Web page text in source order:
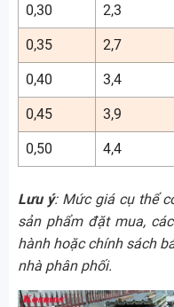
0,30 2,3
0,35 2,7
0,40 3,4
0,45 3,9
0,50 4,4
Lưu ý: Mức giá cụ thể
sản phẩm đặt mua,
hành hoặc chính sách
nhà phân phối.